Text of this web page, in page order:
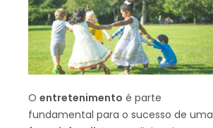
O entretenimento é parte
fundamental para o sucesso de uma